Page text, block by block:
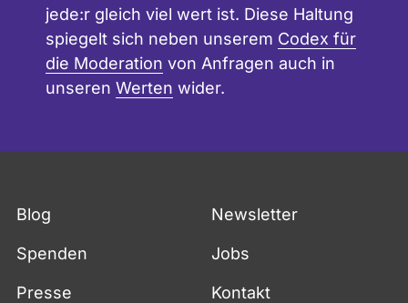
jede:r gleich viel wert ist. Diese Haltung
spiegelt sich neben unserem Codex für
die Moderation von Anfragen auch in
unseren Werten wider.
Blog Newsletter
Spenden Jobs
Presse Kontakt